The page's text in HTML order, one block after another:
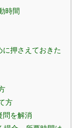
時間
押さえておきた
方
問を解消